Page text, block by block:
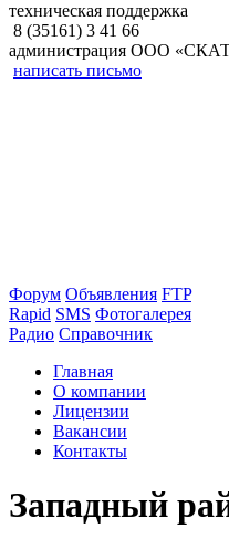
техническая поддержка
8 (35161) 3 41 66
администрация ООО
написать письмо
Форум Объявления FTP
Rapid SMS Фотогалерея
Радио Справочник
Главная
О компании
Лицензии
Вакансии
Контакты
Западный